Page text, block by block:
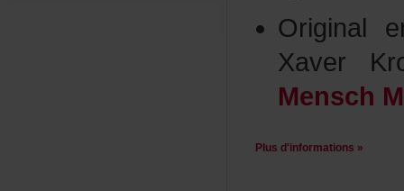
Plusd'informations»